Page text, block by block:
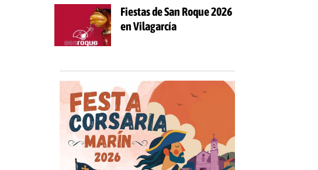
Fiestas de San Roque 2026
en Vilagarcía